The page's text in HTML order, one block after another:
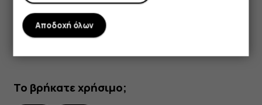
Drive.
Το βρήκατε χρήσιμο;
Αποδοχή όλων